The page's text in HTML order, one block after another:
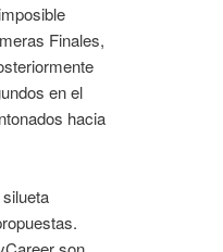
Finales,
en el
hacia